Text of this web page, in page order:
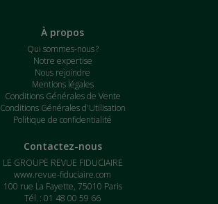
À propos
Qui sommes-nous ?
Notre expertise
Nous rejoindre
Mentions légales
Conditions Générales de Vente
Conditions Générales d'Utilisation
Politique de confidentialité
Contactez-nous
LE GROUPE REVUE FIDUCIAIRE
www.revue-fiduciaire.com
100 rue La Fayette, 75010 Paris
Tél. : 01 48 00 59 66